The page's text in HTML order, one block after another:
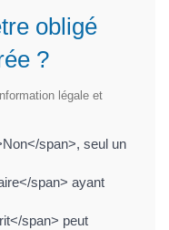
obligé
?
légale et
span>, seul un
span> ayant
span> peut